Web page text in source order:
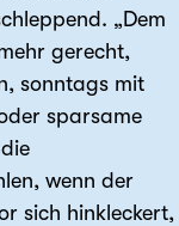
„Dem
gerecht,
sonntags mit
sparsame
wenn der
sich hinkleckert,